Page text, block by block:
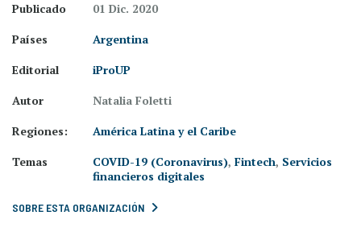
Publicado
01 Dic. 2020
Países
Argentina
Editorial
iProUP
Autor
Natalia Foletti
Regiones:
América Latina y el Caribe
Temas
COVID-19 (Coronavirus), Fintech, Servicios
financieros digitales
SOBRE ESTA ORGANIZACIÓN